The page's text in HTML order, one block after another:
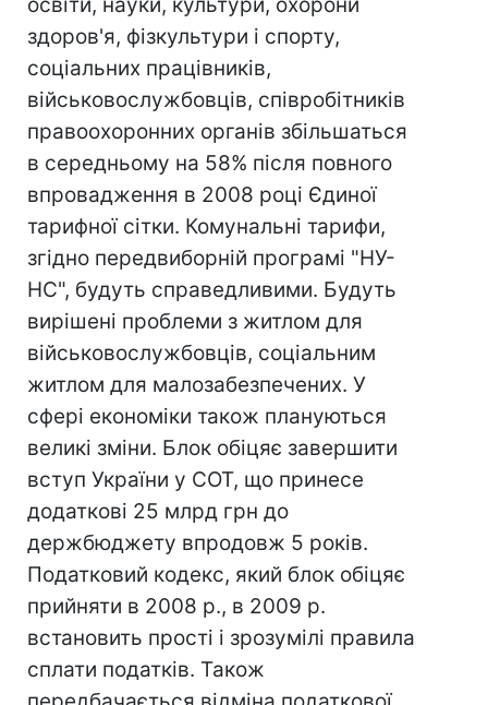
здоров'я, фізкультури і спорту,
соціальних працівників,
військовослужбовців, співробітників
правоохоронних органів збільшаться
в середньому на 58% після повного
впровадження в 2008 році Єдиної
тарифної сітки. Комунальні тарифи,
згідно передвиборній програмі "НУ-
НС", будуть справедливими. Будуть
вирішені проблеми з житлом для
військовослужбовців, соціальним
житлом для малозабезпечених. У
сфері економіки також плануються
великі зміни. Блок обіцяє завершити
вступ України у СОТ, що принесе
додаткові 25 млрд грн до
держбюджету впродовж 5 років.
Податковий кодекс, який блок обіцяє
прийняти в 2008 р., в 2009 р.
встановить прості і зрозумілі правила
сплати податків. Також